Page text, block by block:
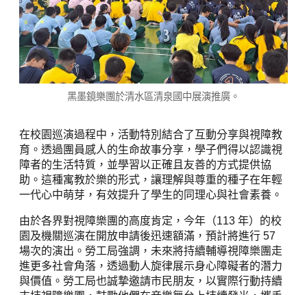
黑墨鏡樂團於清水區清泉國中展演推廣。
在校園巡演過程中，活動特別結合了互動分享與視障教
育。透過團員感人的生命故事分享，學子們得以認識視
障者的生活特質，並學習以正確且友善的方式提供協
助。這種寓教於樂的形式，讓理解與尊重的種子在年輕
一代心中萌芽，有效提升了學生的同理心與社會素養。
由於各界對視障樂團的高度肯定，今年（113 年）的校
園及機關巡演在開放申請後迅速額滿，預計將進行 57
場次的演出。勞工局強調，未來將持續輔導視障樂團走
進更多社會角落，透過動人旋律展示身心障礙者的潛力
與價值。勞工局也誠摯邀請市民朋友，以實際行動持續